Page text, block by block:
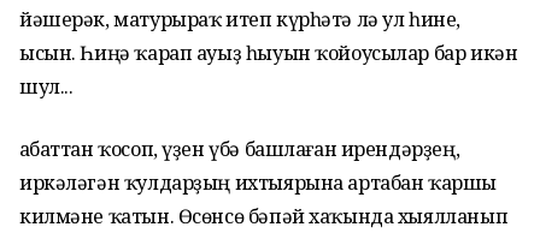
йәшерәк, матурыраҡ итеп күрһәтә лә ул һине,
ысын. Һиңә ҡарап ауыҙ һыуын ҡойоусылар бар икән
шул...
Ҡабаттан ҡосоп, үҙен үбә башлаған ирендәрҙең,
иркәләгән ҡулдарҙың ихтыярына артабан ҡаршы
килмәне ҡатын. Өсөнсө бәпәй хаҡында хыялланып